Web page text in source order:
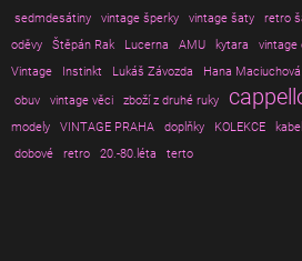
sedmdesátiny vintage šperky vintage šaty retro
oděvy
Štěpán Rak Lucerna AMU kytara vintage
Vintage
Instinkt Lukáš Závozda Hana Maciuchová
obuv
vintage věci zboží z druhé ruky
modely
VINTAGE PRAHA doplňky KOLEKCE
dobové
retro 20.-80.léta terto